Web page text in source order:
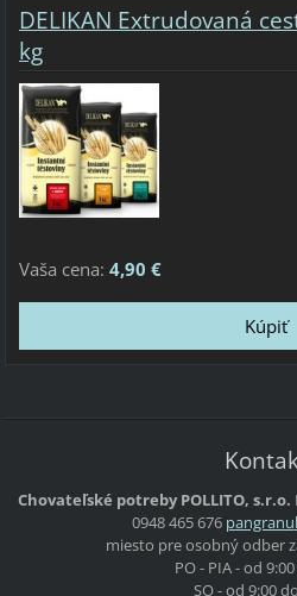
DELIKAN Extrudovaná
kg
Vaša cena: 4,90 €
Chovateľské potreby POLLITO, s.r.o.
0948 465 676 pangranu
miesto pre osobný odber
PO - PIA - od
SO - od 9:00